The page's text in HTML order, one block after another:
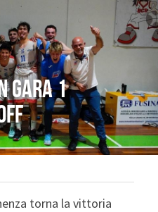
gara 1
torna la vittoria